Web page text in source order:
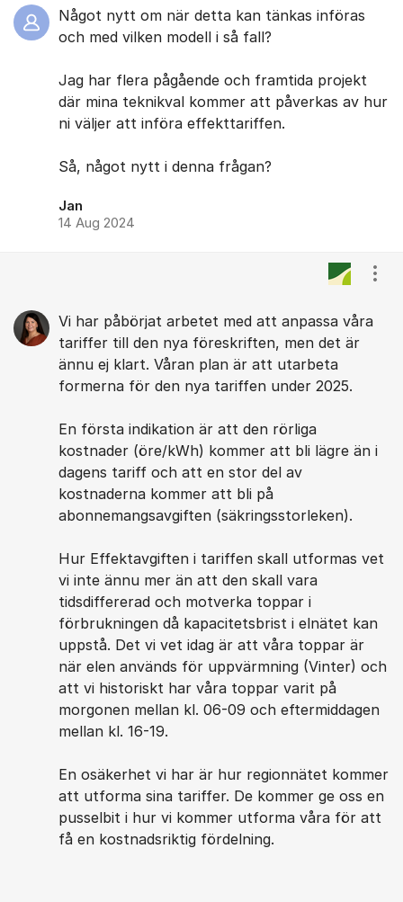
Något nytt om när detta kan tänkas införas
och med vilken modell i så fall?
Jag har flera pågående och framtida projekt
där mina teknikval kommer att påverkas av hur
ni väljer att införa effekttariffen.
Så, något nytt i denna frågan?
Jan
14 Aug 2024
Vi har påbörjat arbetet med att anpassa våra
tariffer till den nya föreskriften, men det är
ännu ej klart. Våran plan är att utarbeta
formerna för den nya tariffen under 2025.
En första indikation är att den rörliga
kostnader (öre/kWh) kommer att bli lägre än i
dagens tariff och att en stor del av
kostnaderna kommer att bli på
abonnemangsavgiften (säkringsstorleken).
Hur Effektavgiften i tariffen skall utformas vet
vi inte ännu mer än att den skall vara
tidsdiffererad och motverka toppar i
förbrukningen då kapacitetsbrist i elnätet kan
uppstå. Det vi vet idag är att våra toppar är
när elen används för uppvärmning (Vinter) och
att vi historiskt har våra toppar varit på
morgonen mellan kl. 06-09 och eftermiddagen
mellan kl. 16-19.
En osäkerhet vi har är hur regionnätet kommer
att utforma sina tariffer. De kommer ge oss en
pusselbit i hur vi kommer utforma våra för att
få en kostnadsriktig fördelning.